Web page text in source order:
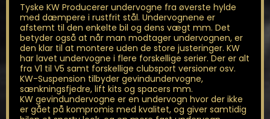
Tyske KW Producerer undervogne fra øverste hylde
med dæmpere i rustfrit stål. Undervognene er
afstemt til den enkelte bil og dens vægt mm. Det
betyder også at når man modtager undervognen, er
den klar til at montere uden de store justeringer. KW
har lavet undervogne i flere forskellige serier. Der er alt
fra V1 til V5 samt forskellige clubsport versioner osv.
KW-Suspension tilbyder gevindundervogne,
sænkningsfjedre, lift kits og spacers mm.
KW gevindundervogne er en undervogn hvor der ikke
er gået på kompromis med kvalitet, og giver samtidig